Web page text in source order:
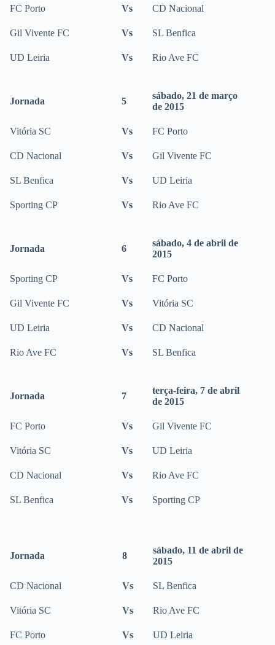
FC Porto Vs CD Nacional
Gil Vivente FC Vs SL Benfica
UD Leiria Vs Rio Ave FC
Jornada 5
sábado, 21 de março
de 2015
Vitória SC Vs FC Porto
CD Nacional Vs Gil Vivente FC
SL Benfica Vs UD Leiria
Sporting CP Vs Rio Ave FC
Jornada 6
sábado, 4 de abril de
2015
Sporting CP Vs FC Porto
Gil Vivente FC Vs Vitória SC
UD Leiria Vs CD Nacional
Rio Ave FC Vs SL Benfica
Jornada 7
terça-feira, 7 de abril
de 2015
FC Porto Vs Gil Vivente FC
Vitória SC Vs UD Leiria
CD Nacional Vs Rio Ave FC
SL Benfica Vs Sporting CP
Jornada 8
sábado, 11 de abril de
2015
CD Nacional Vs SL Benfica
Vitória SC Vs Rio Ave FC
FC Porto Vs UD Leiria